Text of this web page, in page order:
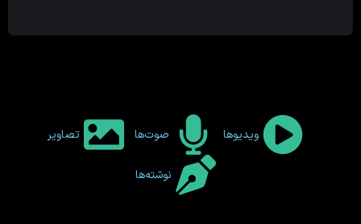
ویدیوها صوت‌ها تصاویر
نوشته‌ها